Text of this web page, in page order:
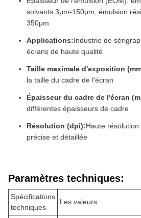
solvants 3μm-150μm, émulsion
350μm
Applications:Industrie de
écrans de haute qualité
Taille maximale d'exposition
la taille du cadre de l'écran
Épaisseur du cadre de l'écran
différentes épaisseurs de cadre
Résolution (dpi):Haute
précise et détaillée
Paramètres techniques:
Spécifications
techniques
Les valeurs